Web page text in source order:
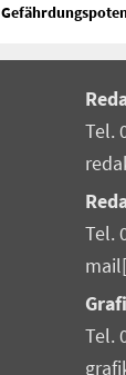
Tel.
Tel.
Tel.